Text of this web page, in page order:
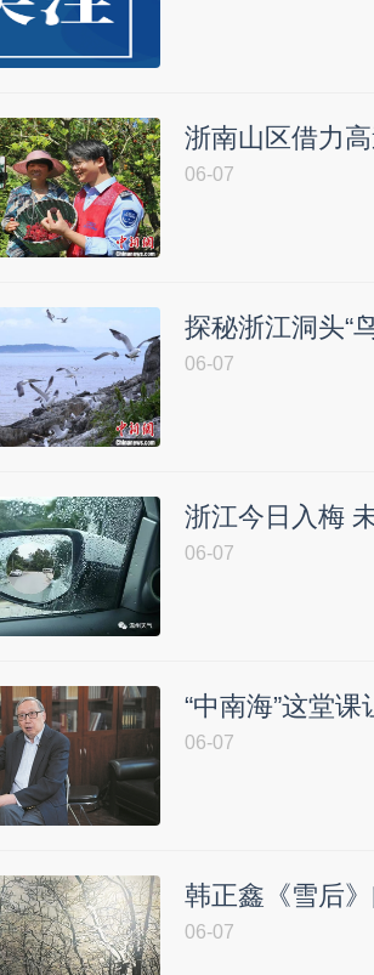
浙南山区借力
06-07
探秘浙江洞头“
06-07
浙江今日入梅
06-07
“中南海”这堂
06-07
韩正鑫《雪后
06-07